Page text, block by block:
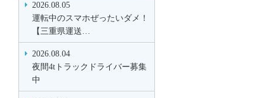
2026.08.05
運転中のスマホぜったいダメ！
【三重県運送…
2026.08.04
夜間4tトラックドライバー募集
中